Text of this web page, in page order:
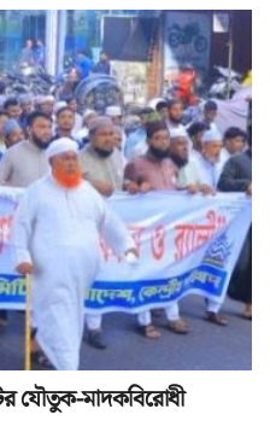
যৌতুক-মাদকবিরোধী